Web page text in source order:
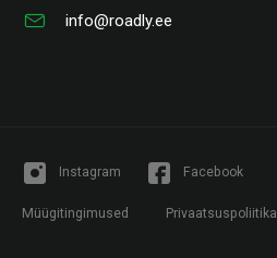
info@roadly.ee
Instagram Facebook
Müügitingimused Privaatsuspoliitika